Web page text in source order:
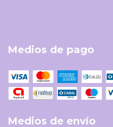
Medios de pago
Medios de envío